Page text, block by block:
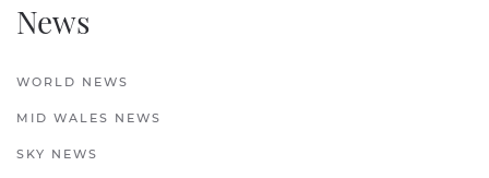
News
WORLD NEWS
MID WALES NEWS
SKY NEWS